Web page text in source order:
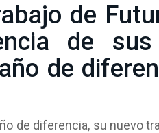
de
de
de
de diferencia, su nuevo